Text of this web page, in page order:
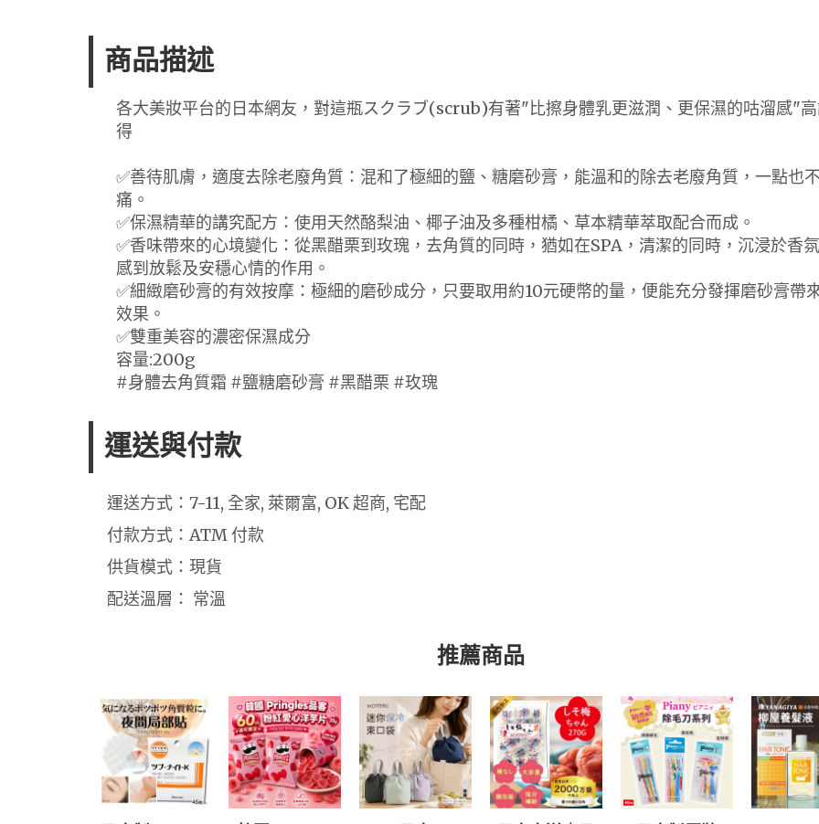
商品描述
各大美妝平台的日本網友，對這瓶スクラブ(scrub)有著"比擦身體乳更滋潤、更保濕的咕溜感"
得
✅善待肌膚，適度去除老廢角質：混和了極細的鹽、糖磨砂膏，能溫和的除去老廢角質，一點也
痛。
✅保濕精華的講究配方：使用天然酪梨油、椰子油及多種柑橘、草本精華萃取配合而成。
✅香味帶來的心境變化：從黑醋栗到玫瑰，去角質的同時，猶如在SPA，清潔的同時，沉浸於香
感到放鬆及安穩心情的作用。
✅細緻磨砂膏的有效按摩：極細的磨砂成分，只要取用約10元硬幣的量，便能充分發揮磨砂膏帶
效果。
✅雙重美容的濃密保濕成分
容量:200g
#身體去角質霜 #鹽糖磨砂膏 #黑醋栗 #玫瑰
運送與付款
運送方式：7-11, 全家, 萊爾富, OK 超商, 宅配
付款方式：ATM 付款
供貨模式：現貨
配送溫層： 常溫
推薦商品